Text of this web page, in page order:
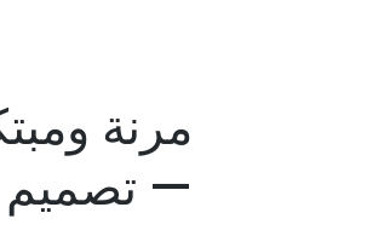
مرنة
— تصميم